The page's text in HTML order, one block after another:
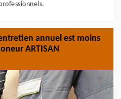
annuel est moins
ARTISAN